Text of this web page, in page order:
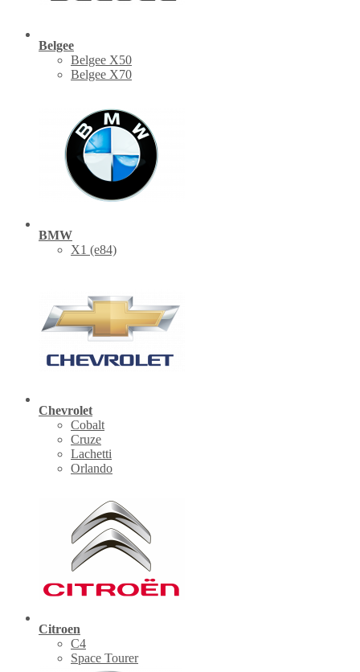
Belgee
Belgee X50
Belgee X70
BMW
X1 (е84)
Chevrolet
Cobalt
Cruze
Lachetti
Orlando
Citroen
C4
Space Tourer